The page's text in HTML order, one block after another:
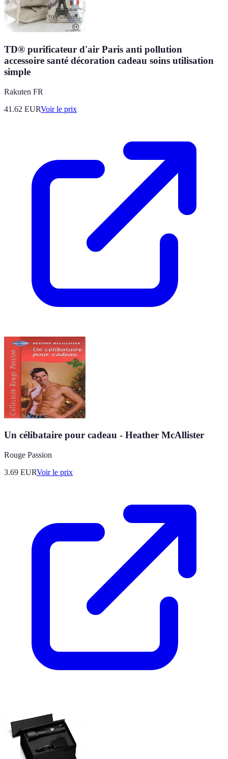
TD® purificateur d'air Paris anti pollution
accessoire santé décoration cadeau soins utilisation
simple
Rakuten FR
41.62 EURVoir le prix
Un célibataire pour cadeau - Heather McAllister
Rouge Passion
3.69 EURVoir le prix